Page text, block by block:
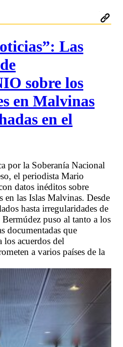
Las
sobre los
en Malvinas
en el
por la Soberanía Nacional
el periodista Mario
datos inéditos sobre
las Islas Malvinas. Desde
hasta irregularidades de
Bermúdez puso al tanto a los
documentadas que
los acuerdos del
a varios países de la